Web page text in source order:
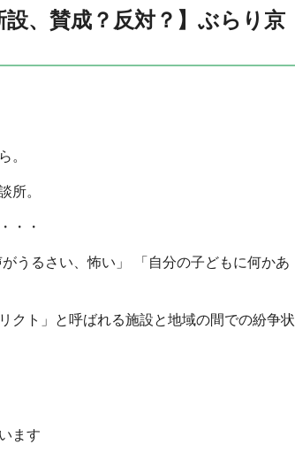
設、賛成？反対？】ぶらり京
。
所。
・・
うるさい、怖い」 「自分の子どもに何かあ
クト」と呼ばれる施設と地域の間での紛争状
ます